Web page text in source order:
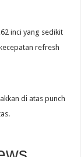
inci yang sedikit
refresh
di atas punch